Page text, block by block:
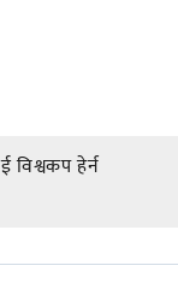
विश्वकप हेर्न